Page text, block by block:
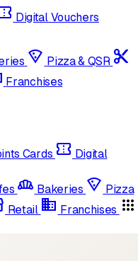
Digital Vouchers
local_pizza Pizza & QSR content_cut
Franchises
Cards confirmation_number Digital
bakery_dining Bakeries local_pizza Pizza
Retail domain Franchises apps